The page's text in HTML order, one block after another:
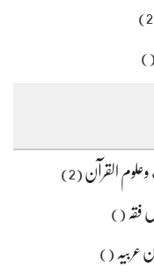
()
القرآن (2)
فقہ ()
عربیہ ()